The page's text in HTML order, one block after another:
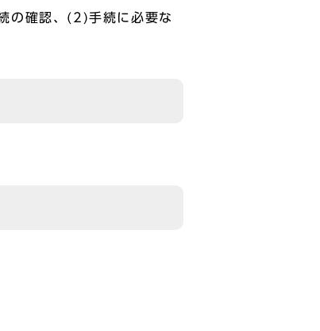
の確認、(2)手続に必要な